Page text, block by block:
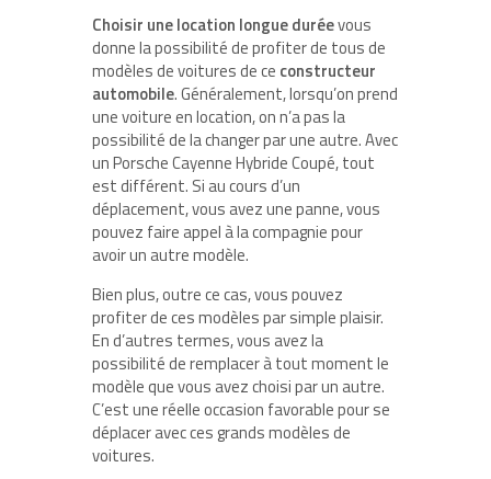
Choisir une location longue duréevous
donne la possibilité de profiter de tous de
modèles de voitures de ce constructeur
automobile. Généralement, lorsqu’on prend
une voiture en location, on n’a pas la
possibilité de la changer par une autre. Avec
un Porsche Cayenne Hybride Coupé, tout
est différent. Si au cours d’un
déplacement, vous avez une panne, vous
pouvez faire appel à la compagnie pour
avoir un autre modèle.
Bien plus, outre ce cas, vous pouvez
profiter de ces modèles par simple plaisir.
En d’autres termes, vous avez la
possibilité de remplacer à tout moment le
modèle que vous avez choisi par un autre.
C’est une réelle occasion favorable pour se
déplacer avec ces grands modèles de
voitures.